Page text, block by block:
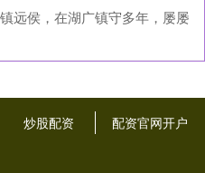
远侯，在湖广镇守多年，屡屡
炒股配资 配资官网开户